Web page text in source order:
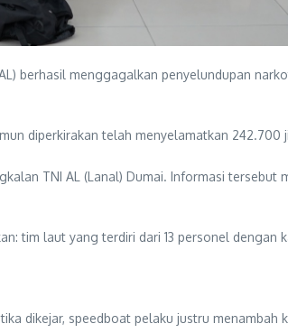
berhasil menggagalkan penyelundupan
diperkirakan telah menyelamatkan 242.700
TNI AL (Lanal) Dumai. Informasi tersebut
tim laut yang terdiri dari 13 personel
dikejar, speedboat pelaku justru menambah